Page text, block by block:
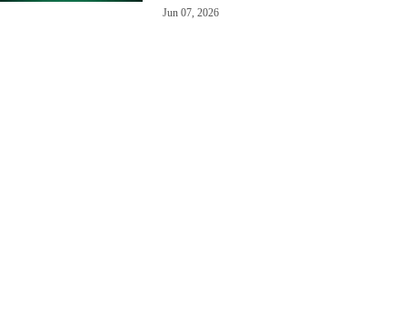
Jun 07, 2026